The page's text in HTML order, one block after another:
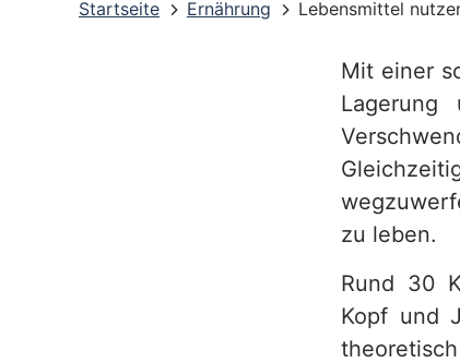
Startseite Ernährung Lebensmittel
Mit einer
Lagerung
zu leben.
Rund 30
Kopf und